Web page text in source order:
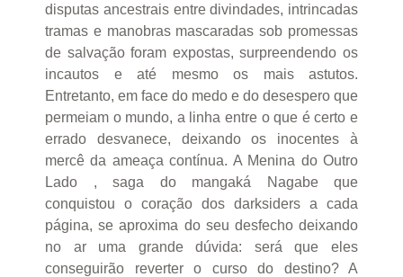
disputas ancestrais entre divindades, intrincadas
tramas e manobras mascaradas sob promessas
de salvação foram expostas, surpreendendo os
incautos e até mesmo os mais astutos.
Entretanto, em face do medo e do desespero que
permeiam o mundo, a linha entre o que é certo e
errado desvanece, deixando os inocentes à
mercê da ameaça contínua. A Menina do Outro
Lado , saga do mangaká Nagabe que
conquistou o coração dos darksiders a cada
página, se aproxima do seu desfecho deixando
no ar uma grande dúvida: será que eles
conseguirão reverter o curso do destino? A